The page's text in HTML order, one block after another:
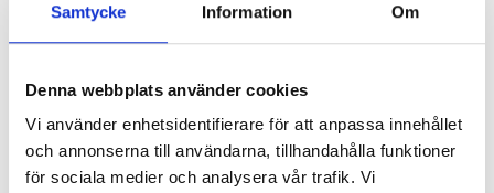
Samtycke Information Om
Denna webbplats använder cookies
Vi använder enhetsidentifierare för att anpassa innehållet
och annonserna till användarna, tillhandahålla funktioner
för sociala medier och analysera vår trafik. Vi